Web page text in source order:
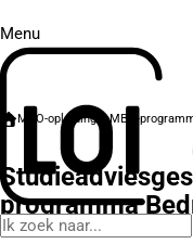
Menu
MBO-opleidingenMBO-
programma